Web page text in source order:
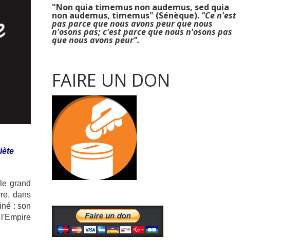
grand
dans
: son
"Non quia timemus non audemus, sed quia
non audemus, timemus" (Sénèque). "Ce n'est
pas parce que nous avons peur que nous
n'osons pas; c'est parce que nous n'osons pas
que nous avons peur".
FAIRE UN DON